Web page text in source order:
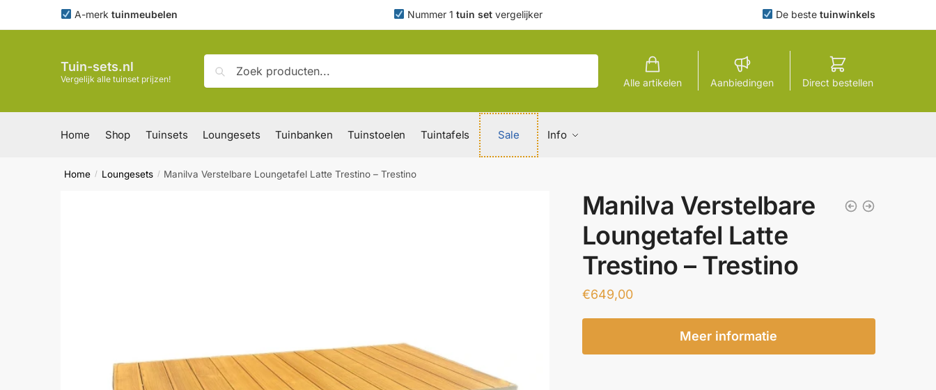
A-merk tuinmeubelen Nummer 1 tuin set vergelijker De beste tuinwinkels
Tuin-sets.nl
Vergelijk alle tuinset prijzen!
naar:
Zoeken
Alle artikelen Aanbiedingen Direct bestellen
Home Shop Tuinsets Loungesets Tuinbanken Tuinstoelen Tuintafels Sale Info
Home / Loungesets / Manilva Verstelbare Loungetafel Latte Trestino – Trestino
Manilva Verstelbare
Loungetafel Latte
Trestino – Trestino
€649,00
Meer informatie